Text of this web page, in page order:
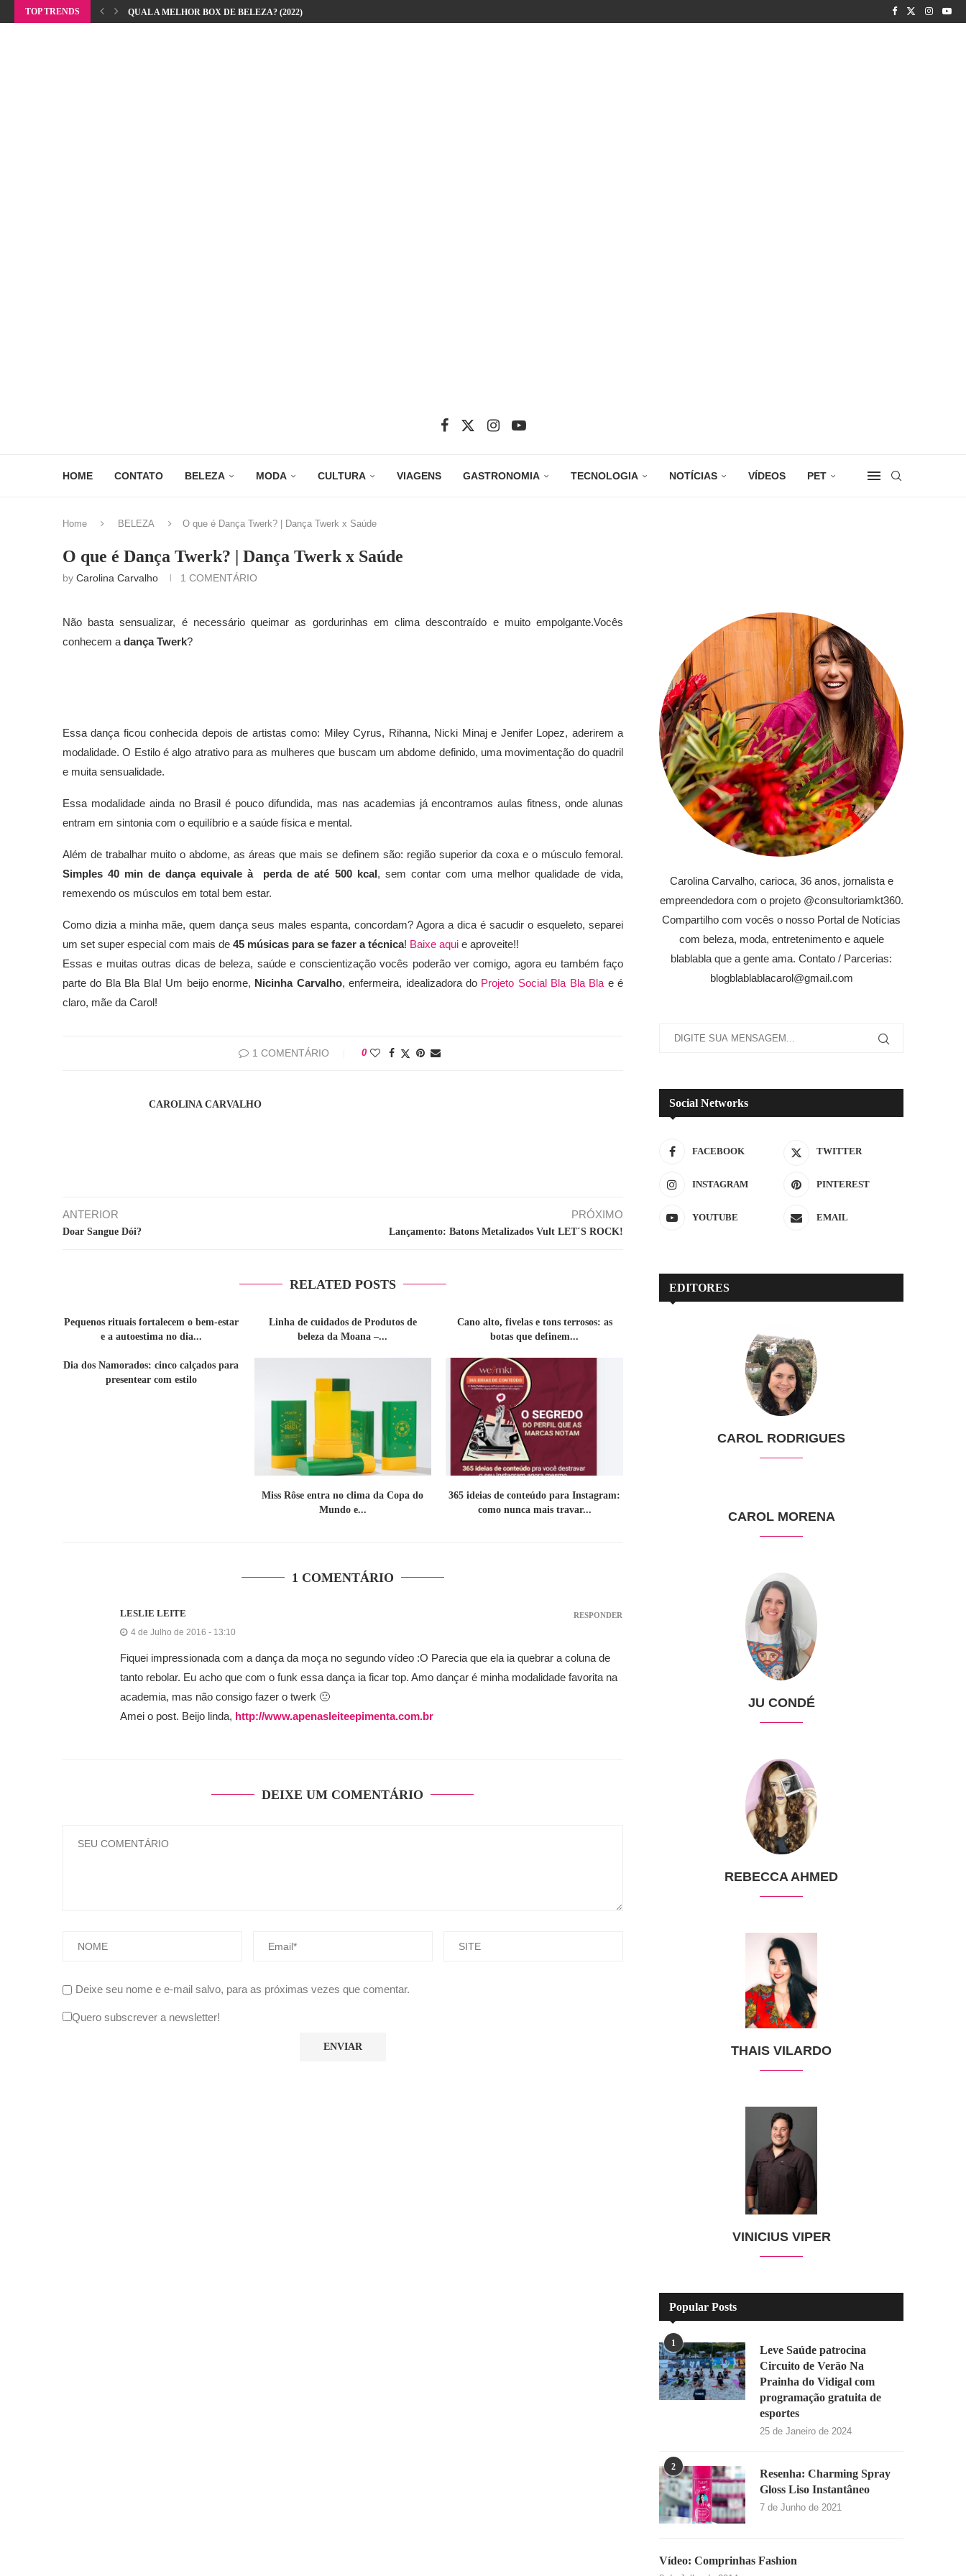
TOP TRENDS QUAL A MELHOR BOX DE BELEZA? (2022)
HOME CONTATO BELEZA MODA CULTURA VIAGENS GASTRONOMIA TECNOLOGIA NOTÍCIAS VÍDEOS PET
Home BELEZA O que é Dança Twerk? | Dança Twerk x Saúde
O que é Dança Twerk? | Dança Twerk x Saúde
by Carolina Carvalho 1 COMENTÁRIO
Não basta sensualizar, é necessário queimar as gordurinhas em clima descontraído e muito empolgante.Vocês
conhecem a dança Twerk?
Essa dança ficou conhecida depois de artistas como: Miley Cyrus, Rihanna, Nicki Minaj e Jenifer Lopez, aderirem a
modalidade. O Estilo é algo atrativo para as mulheres que buscam um abdome definido, uma movimentação do quadril
e muita sensualidade.
Essa modalidade ainda no Brasil é pouco difundida, mas nas academias já encontramos aulas fitness, onde alunas
entram em sintonia com o equilíbrio e a saúde física e mental.
Além de trabalhar muito o abdome, as áreas que mais se definem são: região superior da coxa e o músculo femoral.
Simples 40 min de dança equivale à perda de até 500 kcal, sem contar com uma melhor qualidade de vida,
remexendo os músculos em total bem estar.
Como dizia a minha mãe, quem dança seus males espanta, concordam? Agora a dica é sacudir o esqueleto, separei
um set super especial com mais de 45 músicas para se fazer a técnica! Baixe aqui e aproveite!!
Essas e muitas outras dicas de beleza, saúde e conscientização vocês poderão ver comigo, agora eu também faço
parte do Bla Bla Bla! Um beijo enorme, Nicinha Carvalho, enfermeira, idealizadora do Projeto Social Bla Bla Bla e é
claro, mãe da Carol!
1 COMENTÁRIO 0
CAROLINA CARVALHO
ANTERIOR
Doar Sangue Dói?
PRÓXIMO
Lançamento: Batons Metalizados Vult LET´S ROCK!
RELATED POSTS
Pequenos rituais fortalecem o bem-estar
e a autoestima no dia...
Linha de cuidados de Produtos de
beleza da Moana –...
Cano alto, fivelas e tons terrosos: as
botas que definem...
Dia dos Namorados: cinco calçados para
presentear com estilo
Miss Rôse entra no clima da Copa do
Mundo e...
365 ideias de conteúdo para Instagram:
como nunca mais travar...
1 COMENTÁRIO
LESLIE LEITE
4 de Julho de 2016 - 13:10
Fiquei impressionada com a dança da moça no segundo vídeo :O Parecia que ela ia quebrar a coluna de
tanto rebolar. Eu acho que com o funk essa dança ia ficar top. Amo dançar é minha modalidade favorita na
academia, mas não consigo fazer o twerk 🙁
Amei o post. Beijo linda, http://www.apenasleiteepimenta.com.br
RESPONDER
DEIXE UM COMENTÁRIO
Deixe seu nome e e-mail salvo, para as próximas vezes que comentar.
Quero subscrever a newsletter!
Carolina Carvalho, carioca, 36 anos, jornalista e
empreendedora com o projeto @consultoriamkt360.
Compartilho com vocês o nosso Portal de Notícias
com beleza, moda, entretenimento e aquele
blablabla que a gente ama. Contato / Parcerias:
blogblablablacarol@gmail.com
Social Networks
FACEBOOK TWITTER
INSTAGRAM PINTEREST
YOUTUBE EMAIL
EDITORES
CAROL RODRIGUES
CAROL MORENA
JU CONDÉ
REBECCA AHMED
THAIS VILARDO
VINICIUS VIPER
Popular Posts
1
Leve Saúde patrocina
Circuito de Verão Na
Prainha do Vidigal com
programação gratuita de
esportes
25 de Janeiro de 2024
2
Resenha: Charming Spray
Gloss Liso Instantâneo
7 de Junho de 2021
Vídeo: Comprinhas Fashion